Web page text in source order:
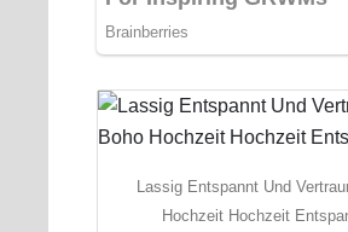
Lassig Entspannt Und
Hochzeit Hochzeit